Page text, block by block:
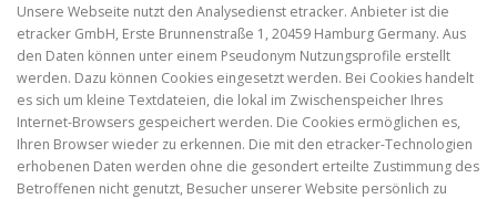
Unsere Webseite nutzt den Analysedienst etracker. Anbieter ist die
etracker GmbH, Erste Brunnenstraße 1, 20459 Hamburg Germany. Aus
den Daten können unter einem Pseudonym Nutzungsprofile erstellt
werden. Dazu können Cookies eingesetzt werden. Bei Cookies handelt
es sich um kleine Textdateien, die lokal im Zwischenspeicher Ihres
Internet-Browsers gespeichert werden. Die Cookies ermöglichen es,
Ihren Browser wieder zu erkennen. Die mit den etracker-Technologien
erhobenen Daten werden ohne die gesondert erteilte Zustimmung des
Betroffenen nicht genutzt, Besucher unserer Website persönlich zu